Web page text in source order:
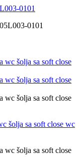
0101
šolja sa soft close wc